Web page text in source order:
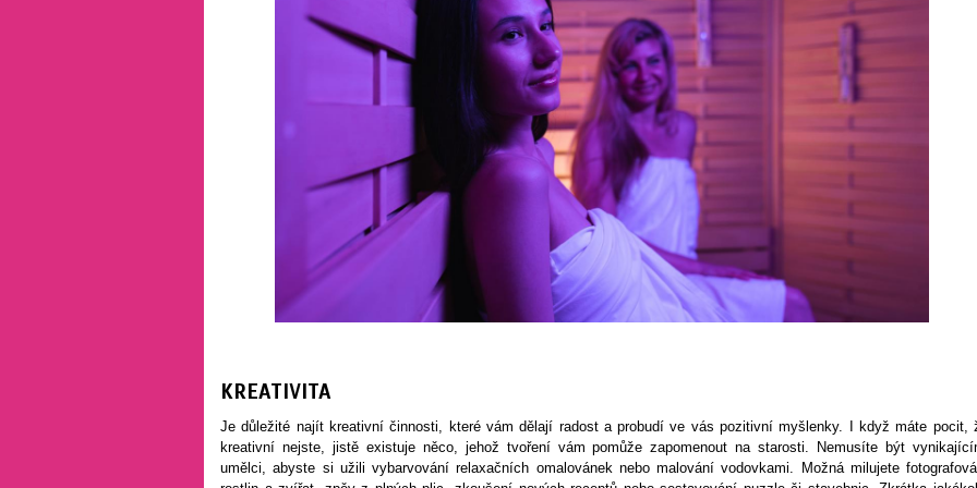
KREATIVITA
Je důležité najít kreativní činnosti, které vám dělají radost a probudí ve vás pozitivní myšlenky. I když máte pocit,
kreativní nejste, jistě existuje něco, jehož tvoření vám pomůže zapomenout na starosti. Nemusíte být
umělci, abyste si užili vybarvování relaxačních omalovánek nebo malování vodovkami. Možná milujete